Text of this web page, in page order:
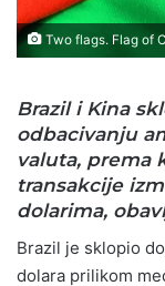
Two flags. Flag of
Brazil i Kina
odbacivanju
valuta, prema
transakcije
dolarima,
Brazil je sklopio
dolara prilikom